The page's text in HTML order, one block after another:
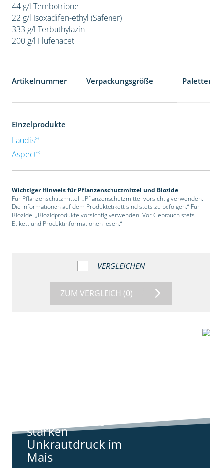
44 g/l Tembotrione
22 g/l Isoxadifen-ethyl (Safener)
333 g/l Terbuthylazin
200 g/l Flufenacet
Artikelnummer Verpackungsgröße
Einzelprodukte
Laudis®
Aspect®
Wichtiger Hinweis für Pflanzenschutzmittel und Biozide
Für Pflanzenschutzmittel: „Pflanzenschutzmittel vorsichtig verwenden.
Die Informationen auf dem Produktetikett sind stets zu befolgen.“ Für
Biozide: „Biozidprodukte vorsichtig verwenden. Vor Gebrauch stets
Etikett und Produktinformationen lesen.“
VERGLEICHEN
ZUM VERGLEICH (0)
starken
Unkrautdruck im
Mais